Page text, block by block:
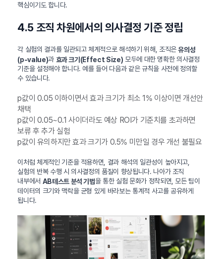
핵심이기도 합니다.
4.5 조직 차원에서의 의사결정 기준 정립
각 실험의 결과를 일관되고 체계적으로 해석하기 위해, 조직은유의성
(p-value)과 효과 크기(Effect Size) 모두에 대한 명확한 의사결정
기준을 설정해야 합니다. 예를 들어 다음과 같은 규칙을 사전에 정의할
수 있습니다.
p값이 0.05 이하이면서 효과 크기가 최소 1% 이상이면 개선안
채택
p값이 0.05~0.1 사이더라도 예상 ROI가 기준치를 초과하면
보류 후 추가 실험
p값이 유의하지만 효과 크기가 0.5% 미만일 경우 개선 불필요
이처럼 체계적인 기준을 적용하면, 결과 해석의 일관성이 높아지고,
실험의 반복 수행 시 의사결정의 품질이 향상됩니다. 나아가 조직
내부에서 AB테스트 분석 기법을 통한 실험 문화가 정착되면, 모든 팀이
데이터의 크기와 맥락을 균형 있게 바라보는 통계적 사고를 공유하게
됩니다.